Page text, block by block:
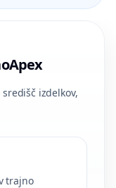
izdelkov,
trajno